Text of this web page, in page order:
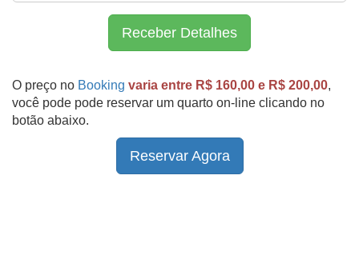
Receber Detalhes
O preço no Booking varia entre R$ 160,00 e R$ 200,00,
você pode pode reservar um quarto on-line clicando no
botão abaixo.
Reservar Agora